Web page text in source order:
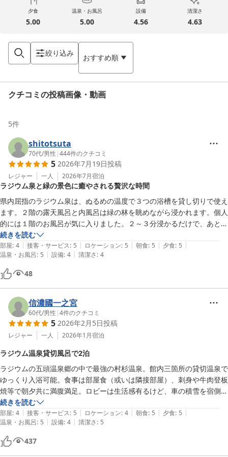
夕食
5.00
温泉・お風呂
5.00
設備
4.56
清潔さ
4.63
絞り込み おすすめ順
クチコミの投稿画像・動画
5件
shitotsuta
70代/男性 |444件のクチコミ
5 2026年7月19日投稿
レジャー 一人 2026年7月宿泊
ラジウム泉と緑の景色に癒やされる贅沢な時間
県内屈指のラジウム泉は、ぬるめの温度で３つの浴槽を貸し切りで使え
ます。２階の露天風呂と内風呂は緑の林を眺めながら浸かれます。個人
的には１階のお風呂が気に入りました。２～３分浸かるだけで、あとは
椅子に座って吸気浴だけで、クールダウンしても汗が止まりません。食
事も２４時間の温泉も満喫させていただきました。当日はいろいろご配
慮をいただきましてありがとうございました。
続きを読む
部屋: 4 | 接客・サービス: 5 | ロケーション: 5 | 朝食: 5 | 夕食: 5 |
温泉・お風呂: 5 | 設備: 4 | 清潔さ: 4
48
信濃國一之宮
60代/男性 |4件のクチコミ
5 2026年2月5日投稿
レジャー 一人 2026年1月宿泊
ラジウム温泉貸切風呂で2泊
ラジウムの五頭温泉郷の中で最強の村杉温泉。館内三箇所の貸切温泉で
ゆっくり入浴可能。食事は部屋食（或いは隣接部屋）、刺身や牛肉登板
焼等で朝夕共に満腹満足。ロビーは生活感有るけど、車の積雪を宿側が
朝一ホース放水で除雪、感謝。
続きを読む
部屋: 4 | 接客・サービス: 5 | ロケーション: 4 | 朝食: 5 | 夕食: 5 |
温泉・お風呂: 5 | 設備: 4 | 清潔さ: 5
437